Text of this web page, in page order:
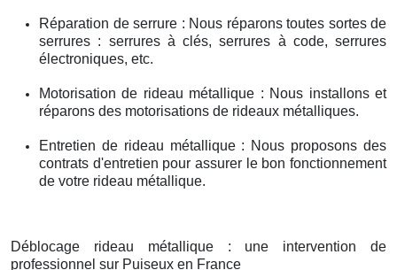
Réparation de serrure : Nous réparons toutes sortes de
serrures : serrures à clés, serrures à code, serrures
électroniques, etc.
Motorisation de rideau métallique : Nous installons et
réparons des motorisations de rideaux métalliques.
Entretien de rideau métallique : Nous proposons des
contrats d'entretien pour assurer le bon fonctionnement
de votre rideau métallique.
Déblocage rideau métallique : une intervention de
professionnel sur Puiseux en France